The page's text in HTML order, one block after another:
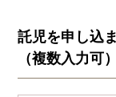
託児を申し込
（複数入力可）